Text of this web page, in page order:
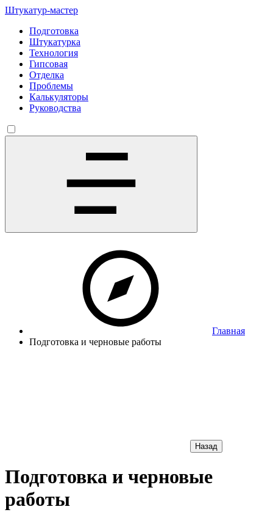
Штукатур-мастер
Подготовка
Штукатурка
Технология
Гипсовая
Отделка
Проблемы
Калькуляторы
Руководства
Главная
Подготовка и черновые работы
Назад
Подготовка и черновые
работы